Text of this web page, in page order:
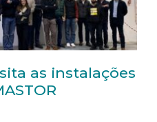
as instalações